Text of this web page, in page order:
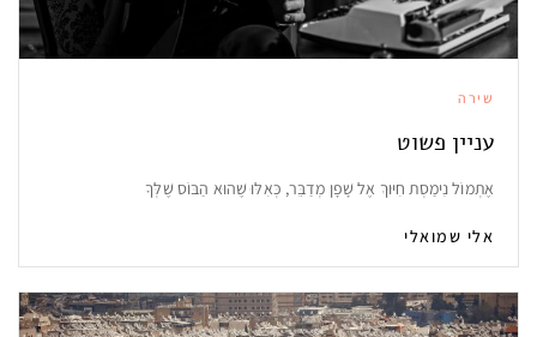
שירה
עניין פשוט
אֶתְמוֹל נִימַסְת חִיּוּךְ אֶל שָׁפָן מְדַבֵּר, כְּאִלּוּ שֶׁהוּא הַבּוֹס שֶׁלְּךָ
אלי שמואלי